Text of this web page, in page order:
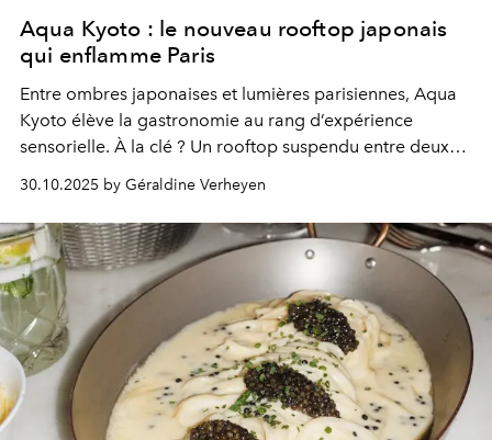
Aqua Kyoto : le nouveau rooftop japonais
qui enflamme Paris
Entre ombres japonaises et lumières parisiennes, Aqua
Kyoto élève la gastronomie au rang d’expérience
sensorielle. À la clé ? Un rooftop suspendu entre deux
redescendre.
30.10.2025 by Géraldine Verheyen